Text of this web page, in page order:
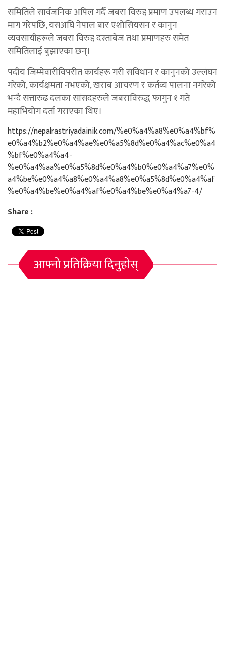
समितिले सार्वजनिक अपिल गर्दै जबरा विरुद्द प्रमाण उपलब्ध गराउन
माग गरेपछि, यसअघि नेपाल बार एशोसियसन र कानुन
व्यवसायीहरूले जबरा विरुद्द दस्ताबेज तथा प्रमाणहरु समेत
समितिलाई बुझाएका छन्।
पदीय जिम्मेवारीविपरीत कार्यहरू गरी संविधान र कानुनको उल्लंघन
गरेको, कार्यक्षमता नभएको, खराब आचरण र कर्तव्य पालना नगरेको
भन्दै सत्तारुढ दलका सांसदहरुले जबराविरुद्ध फागुन १ गते
महाभियोग दर्ता गराएका थिए।
https://nepalrastriyadainik.com/%e0%a4%a8%e0%a4%bf%
e0%a4%b2%e0%a4%ae%e0%a5%8d%e0%a4%ac%e0%a4
%bf%e0%a4%a4-
%e0%a4%aa%e0%a5%8d%e0%a4%b0%e0%a4%a7%e0%
a4%be%e0%a4%a8%e0%a4%a8%e0%a5%8d%e0%a4%af
%e0%a4%be%e0%a4%af%e0%a4%be%e0%a4%a7-4/
Share :
आफ्नो प्रतिक्रिया दिनुहोस्